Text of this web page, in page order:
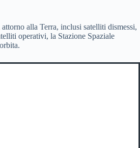
alla Terra, inclusi satelliti dismessi,
operativi, la Stazione Spaziale